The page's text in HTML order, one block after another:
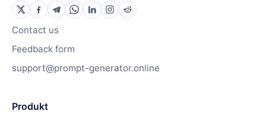
Contact us
Feedback form
support@prompt-generator.online
Produkt